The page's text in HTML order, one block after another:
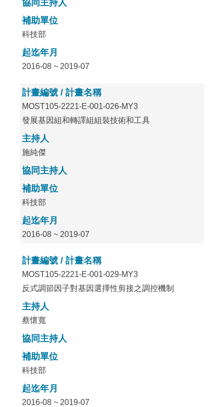
協同主持人
補助單位
科技部
起迄年月
2016-08 ~ 2019-07
計畫編號 / 計畫名稱
MOST105-2221-E-001-026-MY3
發展基因組和轉譯組組裝技術和工具
主持人
施純傑
協同主持人
補助單位
科技部
起迄年月
2016-08 ~ 2019-07
計畫編號 / 計畫名稱
MOST105-2221-E-001-029-MY3
反式調節因子對基因選擇性剪接之調控機制
主持人
蔡懷寬
協同主持人
補助單位
科技部
起迄年月
2016-08 ~ 2019-07